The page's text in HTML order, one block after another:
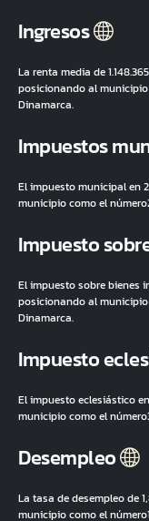
Ingresos
La renta media de
posicionando al
Dinamarca.
Impuestos
El impuesto municipal en
municipio como el
Impuesto
El impuesto sobre bienes
posicionando al
Dinamarca.
Impuesto
El impuesto eclesiástico
municipio como el
Desempleo
La tasa de desempleo de
municipio como el